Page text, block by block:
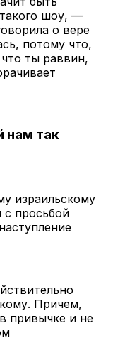
шоу, —
о вере
потому что,
ты раввин,
нам так
израильскому
просьбой
Причем,
привычке и не